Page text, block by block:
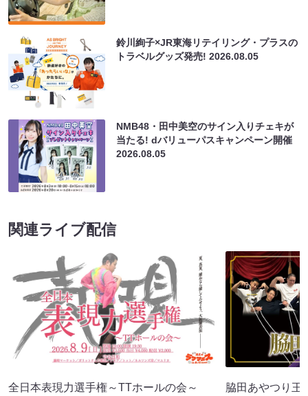
鈴川絢子×JR東海リテイリング・プラスの
トラベルグッズ発売!2026.08.05
NMB48・田中美空のサイン入りチェキが
当たる! dバリューパスキャンペーン開催
2026.08.05
関連ライブ配信
全日本表現力選手権～TTホールの会～
脇田あやつり王